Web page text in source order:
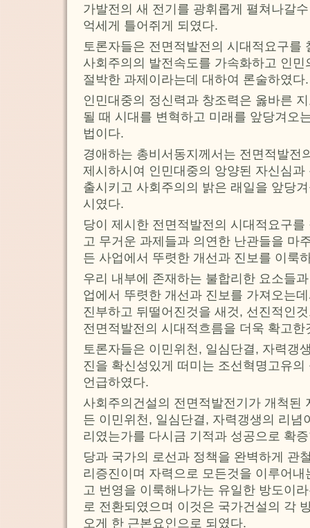
가발전의 새 전기를 광휘롭게 펼쳐나갈
억세게 틀어쥐게 되였다.
토론자들은 전면적발전의 시대적요구를
사회주의의 발전속도를 가속화하고 인
절박한 과제이라는데 대하여 론술하였다.
인민대중의 정신력과 창조력은 옳바른
될 때 시대를 변혁하고 미래를 앞당겨오
법이다.
경애하는 총비서동지께서는 전면적발전
제시하시여 인민대중의 앙양된 자신심
출시키고 사회주의의 밝은 래일을 앞당
시였다.
당이 제시한 전면적발전의 시대적요구
고 무거운 과제들과 의연한 난관들을 마
든 사업에서 뚜렷한 개선과 진보를 이룩
우리 내부에 존재하는 불합리한 요소들
업에서 뚜렷한 개선과 진보를 가져오는
진부하고 뒤떨어진것을 새것, 선진적인
전면적발전의 시대적흐름을 더욱 확고
토론자들은 이민위천, 일심단결, 자력갱
진을 확신성있게 떠미는 조선혁명고유
언급하였다.
사회주의건설의 전면적발전기가 개척된
든 이민위천, 일심단결, 자력갱생의 리념
리였는가를 다시금 기적과 성공으로 확
당과 국가의 로선과 정책을 완벽하게 관
리증진이며 자력으로 모든것을 이루어
고 번영을 이룩해나가는 유일한 방도이
로 전환되였으며 이것은 국가건설의 각
오게 한 근본요인으로 되였다.